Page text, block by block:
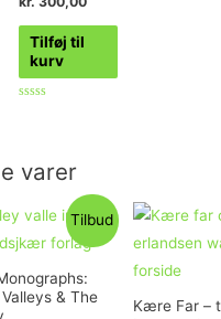
Tilføj til
kurv
varer
Tilbud
& The
Kære Far –